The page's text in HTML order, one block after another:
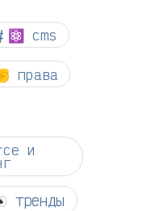
⚛ cms
права
и
тренды